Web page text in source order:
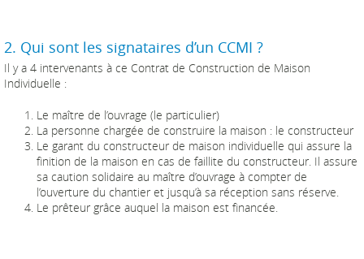
2. Qui sont les signataires d’un CCMI ?
Il y a 4 intervenants à ce Contrat de Construction de Maison
Individuelle :
Le maître de l’ouvrage (le particulier)
La personne chargée de construire la maison : le constructeur
Le garant du constructeur de maison individuelle qui assure la
finition de la maison en cas de faillite du constructeur. Il assure
sa caution solidaire au maître d’ouvrage à compter de
l’ouverture du chantier et jusqu’à sa réception sans réserve.
Le prêteur grâce auquel la maison est financée.